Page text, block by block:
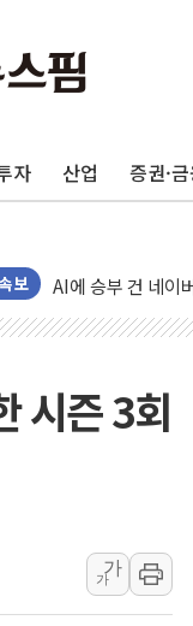
자 산업 증권·
보
"최대 2시간 앞서
창호 교체하다 난
장동혁 "규제와 대
AI에 승부 건 네이
日, 4~6월 105조
경찰, '300억대 사
장동혁 "집값 올려
전국 그늘막 4만
"취약계층에 더 가
시즌 3회
가
가